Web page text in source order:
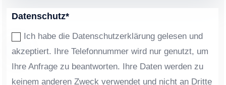
Datenschutz*
Ich habe die Datenschutzerklärung gelesen und
akzeptiert. Ihre Telefonnummer wird nur genutzt, um
Ihre Anfrage zu beantworten. Ihre Daten werden zu
keinem anderen Zweck verwendet und nicht an Dritte